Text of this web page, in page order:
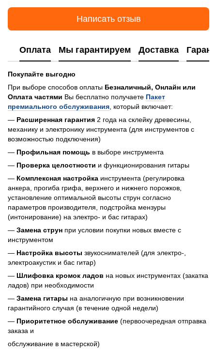
Написать отзыв
Оплата Мы гарантируем Доставка
Покупайте выгодно
При выборе способов оплаты Безналичный, Онлайн или
Оплата частями Вы бесплатно получаете Пакет
премиального обслуживания , который включает:
— Расширенная гарантия 2 года на склейку древесины,
механику и электронику инструмента (для инструментов с
возможностью подключения)
— Профильная помощь в выборе инструмента
— Проверка целостности и функционирования гитары
— Комплексная настройка инструмента (регулировка
анкера, прогиба грифа, верхнего и нижнего порожков,
установление оптимальной высоты струн согласно
параметров производителя, подстройка мензуры
(интонирование) на электро- и бас гитарах)
— Замена струн при условии покупки новых вместе с
инструментом
— Настройка высоты звукоснимателей (для электро-,
электроакустик и бас гитар)
— Шлифовка кромок ладов на новых инструментах (закатка
ладов) при необходимости
— Замена гитары на аналогичную при возникновении
гарантийного случая (в течение одной недели)
— Приоритетное обслуживание (первоочередная отправка
заказа и
обслуживание в мастерской)